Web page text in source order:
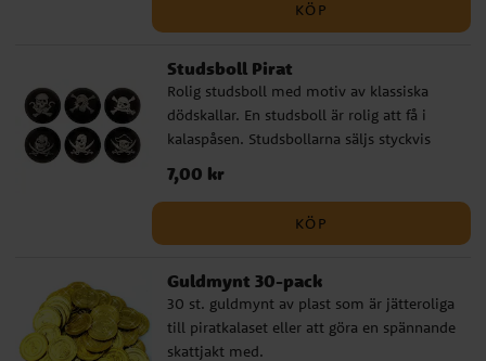
KÖP
Studsboll Pirat
Rolig studsboll med motiv av klassiska
dödskallar. En studsboll är rolig att få i
kalaspåsen. Studsbollarna säljs styckvis
osorterade. Priset avser 1 st.
Pris: 7,00 kr
7,00 kr
KÖP
Guldmynt 30-pack
30 st. guldmynt av plast som är jätteroliga
till piratkalaset eller att göra en spännande
skattjakt med.